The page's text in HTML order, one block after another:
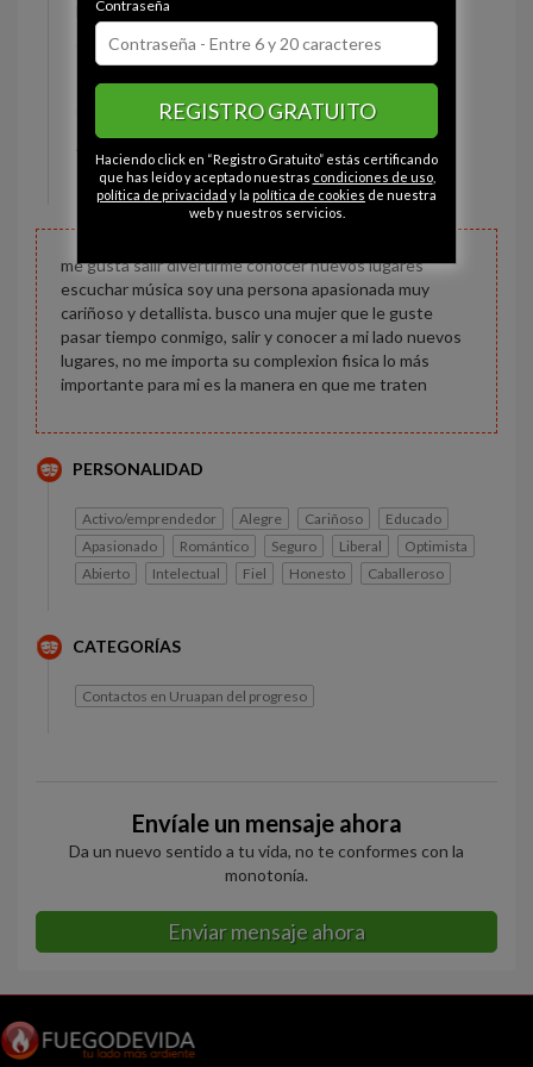
Estado civil:
Ojos: Marrón
Constitución: Deportista
Altura: 165 cm
Peso: 62 kg
me gusta salir divertirme conocer nuevos lugares
escuchar música soy una persona apasionada muy
cariñoso y detallista. busco una mujer que le guste
pasar tiempo conmigo, salir y conocer a mi lado nuevos
lugares, no me importa su complexion fisica lo más
importante para mi es la manera en que me traten
PERSONALIDAD
Activo/emprendedor Alegre Cariñoso
Educado
Apasionado
Romántico Seguro Liberal
Optimista
Abierto
Intelectual Fiel Honesto Caballeroso
CATEGORÍAS
Contactos en Uruapan del progreso
Envíale un mensaje ahora
Da un nuevo sentido a tu vida, no te conformes con la
monotonía.
Enviar mensaje ahora
Contraseña
REGISTRO GRATUITO
Haciendo click en “Registro Gratuito” estás certificando
que has leído y aceptado nuestras condiciones de uso,
política de privacidad y la política de cookies de nuestra
web y nuestros servicios.